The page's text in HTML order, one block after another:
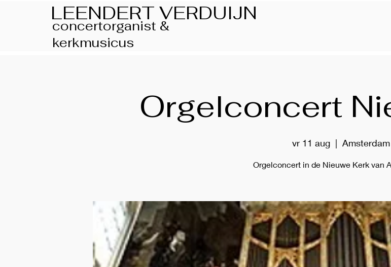
LEENDERT VERDUIJN
concertorganist &
kerkmusicus
Orgelconcert
vr 11 aug
  |
Amsterdam
Orgelconcert in de Nieuwe Kerk van